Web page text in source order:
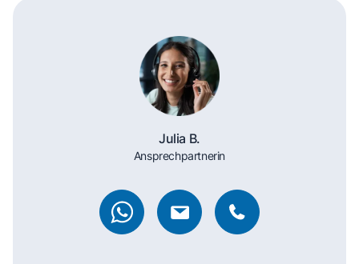
Julia B.
Ansprechpartnerin